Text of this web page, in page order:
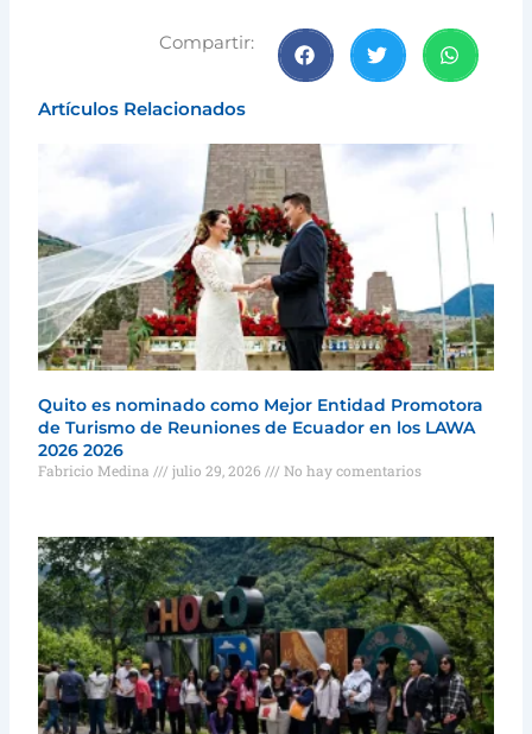
Compartir:
Artículos Relacionados
Quito es nominado como Mejor Entidad Promotora
de Turismo de Reuniones de Ecuador en los LAWA
2026 2026
Fabricio Medina julio 29, 2026 No hay comentarios